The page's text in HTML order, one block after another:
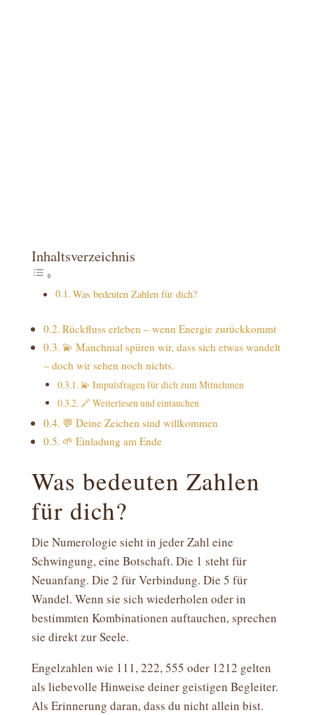
Inhaltsverzeichnis
Was bedeuten Zahlen für dich?
Rückfluss erleben – wenn Energie zurückkommt
💫 Manchmal spüren wir, dass sich etwas wandelt
– doch wir sehen noch nichts.
💫 Impulsfragen für dich zum Mitnehmen
🔗 Weiterlesen und eintauchen
💬 Deine Zeichen sind willkommen
🌱 Einladung am Ende
Was bedeuten Zahlen
für dich?
Die Numerologie sieht in jeder Zahl eine
Schwingung, eine Botschaft. Die 1 steht für
Neuanfang. Die 2 für Verbindung. Die 5 für
Wandel. Wenn sie sich wiederholen oder in
bestimmten Kombinationen auftauchen, sprechen
sie direkt zur Seele.
Engelzahlen wie 111, 222, 555 oder 1212 gelten
als liebevolle Hinweise deiner geistigen Begleiter.
Als Erinnerung daran, dass du nicht allein bist.